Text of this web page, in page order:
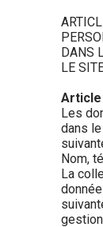
DANS
LE
Article
Les
dans
Nom,
La